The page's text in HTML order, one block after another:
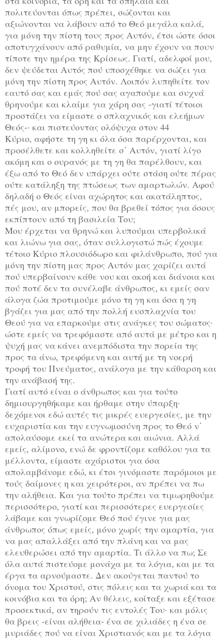
πολιτεύονται όπως πρέπει, σώζονται και
αξιώνονται να λάβουν από το Θεό μεγάλα καλά,
για μόνη την πίστη τους προς Αυτόν, έτσι ώστε όσοι
αποτυγχάνουν από ραθυμία, να μην έχουν να πουν
τίποτε την ημέρα της Κρίσεως. Γιατί, αδελφοί μου,
δεν ψεύδεται Αυτός πού υποσχέθηκε να σώζει για
μόνη την πίστη προς Αυτόν. Λοιπόν λυπηθείτε τον
εαυτό σας και εμάς πού σας αγαπούμε και συχνά
θρηνούμε και κλαίμε για χάρη σας -γιατί τέτοιοι
προστάζει να είμαστε ο σπλαχνικός και ελεήμων
Θεός-· και πιστεύοντας ολόψυχα στον 44
Κύριο, αφήστε τη γη κι όλα όσα παρέρχονται, και
προσέλθετε και κολληθείτε σ΄ Αυτόν, γιατί λίγο
ακόμη και ο ουρανός με τη γη θα παρέλθουν, και
έξω από το Θεό δεν υπάρχει ούτε στάση ούτε πέρας
ούτε κατάληξη της πτώσεως των αμαρτωλών. Αφού
δηλαδή ο Θεός είναι αχώρητος και ακατάληπτος,
πές μου, αν μπορείς, που θα βρεθεί τόπος για όσους
εκπίπτουν από τη βασιλεία Του;
Μου έρχεται να θρηνώ και λυπούμαι υπερβολικά
και λιώνω για σας, όταν συλλογιστώ πώς έχουμε
τέτοιο Κύριο πλουσιόδωρο και φιλάνθρωπο, πού για
μόνη την πίστη μας προς Αυτόν μας χαρίζει αυτά
πού υπερβαίνουν κάθε νου και ακοή και διάνοια και
πού ποτέ δεν τα συνέλαβε άνθρωπος, κι εμείς σαν
άλογα ζώα προτιμούμε μόνο τη γη και όσα η γη
βγάζει για μας από την πολλή ευσπλαχνία του
Θεού για να επαρκούμε στις ανάγκες του σώματος·
ώστε εμείς να τρεφόμαστε από αυτά με μέτρο και η
ψυχή μας να κάνει ανεμπόδιστα την πορεία της
προς τα άνω, τρεφόμενη και αυτή με τη νοερή
τροφή του Πνεύματος, ανάλογα με την κάθαρση και
την ανάβασή της.
Γιατί αυτό είναι ο άνθρωπος και για τούτο
δημιουργηθήκαμε και ήρθαμε στην ύπαρξη·
δεχόμενοι εδώ αυτές τις μικρές ευεργεσίες, με την
ευχαριστία και την ευγνωμοσύνη προς το Θεό ν΄
απολαύσομε εκεί τα ανώτερα και αιώνια. Αλλά
εμείς, αλίμονο, ενώ δε φροντίζομε καθόλου για τα
μέλλοντα, είμαστε αχάριστοι για όσα
απολαμβάνομε εδώ, κι έτσι γινόμαστε παρόμοιοι με
τούς δαίμονες η και χειρότεροι, αν πρέπει να πω
την αλήθεια. Και για τούτο πρέπει να τιμωρηθούμε
περισσότερο, γιατί και περισσότερες ευεργεσίες
λάβαμε και γνωρίζομε Θεό πού έγινε για μας
άνθρωπος όπως εμείς, μόνο χωρίς την αμαρτία, για
να μας απαλλάξει από την πλάνη και να μας
ελευθερώσει από την αμαρτία. Τι άλλο να πω; Σε
όλα αυτά πιστεύομε μονάχα με τα λόγια, και με τα
έργα τα αρνούμαστε. Δεν ακούγεται παντού το
όνομα του Χριστού, στις πόλεις και τα χωριά και τα
κοινόβια και τα όρη; Αν θέλεις, κοίταξε και εξέτασε
προσεκτικά, αν τηρούν τις εντολές Του· και μόλις
θα βρεις -είναι αλήθεια- ένα σε χιλιάδες η ένα σε
μυριάδες πού να είναι Χριστιανός και με τα λόγια